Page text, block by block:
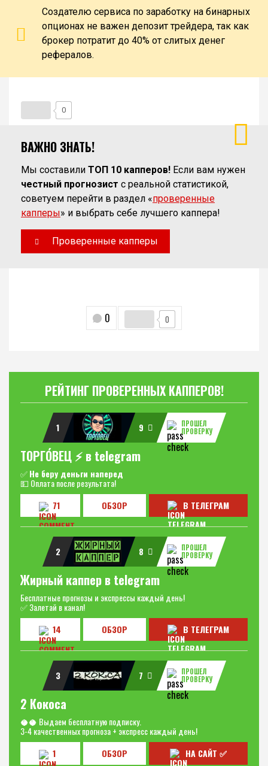
Создателю сервиса по заработку на бинарных
опционах не важен депозит трейдера, так как
брокер потратит до 40% от слитых денег
рефералов.
0
ВАЖНО ЗНАТЬ!
Мы составили ТОП 10 капперов! Если вам нужен
честный прогнозист с реальной статистикой,
советуем перейти в раздел «проверенные
капперы» и выбрать себе лучшего каппера!
Проверенные капперы
0 0
РЕЙТИНГ ПРОВЕРЕННЫХ КАППЕРОВ!
1 9
ПРОШЕЛ
ПРОВЕРКУ
ТОРГО́ВЕЦ ⚡️ в telegram
✅Не беру деньги наперед
💵 Оплата после результата!
71
ОБЗОР В ТЕЛЕГРАМ
2 8
ПРОШЕЛ
ПРОВЕРКУ
Жирный каппер в telegram
Бесплатные прогнозы и экспрессы каждый день!
✅ Залетай в канал!
14
ОБЗОР В ТЕЛЕГРАМ
3 7
ПРОШЕЛ
ПРОВЕРКУ
2 Кокоса
🥥🥥 Выдаем бесплатную подписку.
3-4 качественных прогноза + экспресс каждый день!
1
ОБЗОР НА САЙТ ✅